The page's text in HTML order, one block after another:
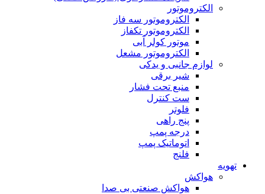
الکتروموتور
الکتروموتور سه فاز
الکتروموتور تکفاز
موتور کولر آبی
الکتروموتور مشعل
لوازم جانبی و یدکی
شیر برقی
منبع تحت فشار
ست کنترل
فلوتر
پنج راهی
درجه پمپ
اتوماتیک پمپ
فلنج
تهویه
هواکش
هواکش صنعتی بی صدا